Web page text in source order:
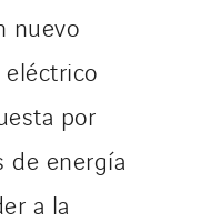
nuevo
por
de energía
a la